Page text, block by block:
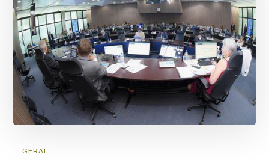
GERAL